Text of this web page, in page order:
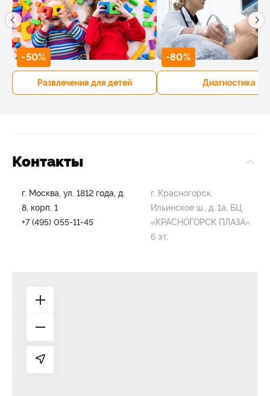
-50%
Развлечения для детей
-80%
Диагностика
Контакты
г. Москва, ул. 1812 года, д.
8, корп. 1
+7 (495) 055-11-45
г. Красногорск,
Ильинское ш., д. 1а, БЦ
«КРАСНОГОРСК ПЛАЗА»,
6 эт.